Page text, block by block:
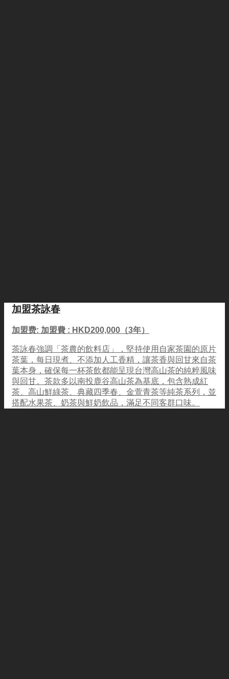
加盟茶詠春
加盟费: 加盟費 : HKD200,000（3年）
茶詠春強調「茶農的飲料店」，堅持使用自家茶園的原片
茶葉，每日現煮、不添加人工香精，讓茶香與回甘來自茶
葉本身，確保每一杯茶飲都能呈現台灣高山茶的純粹風味
與回甘。茶款多以南投鹿谷高山茶為基底，包含熟成紅
茶、高山鮮綠茶、典藏四季春、金萱青茶等純茶系列，並
搭配水果茶、奶茶與鮮奶飲品，滿足不同客群口味。